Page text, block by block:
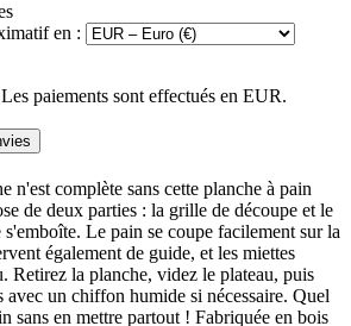
en :
paiements sont effectués en EUR.
n'est complète sans cette planche à pain
de deux parties : la grille de découpe et le
Le pain se coupe facilement sur la
également de guide, et les miettes
Retirez la planche, videz le plateau, puis
avec un chiffon humide si nécessaire. Quel
sans en mettre partout ! Fabriquée en bois